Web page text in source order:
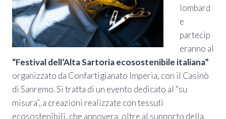
lombard
e
partecip
eranno al
“Festival dell’Alta Sartoria ecosostenibile italiana”
organizzato da Confartigianato Imperia, con il Casinò
di Sanremo.Si tratta di un evento dedicato al “su
misura”, a creazioni realizzate con tessuti
ecosostenibili, che annovera, oltre al supporto della